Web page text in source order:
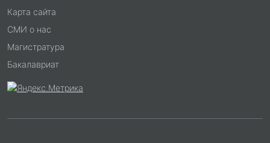
Карта сайта
СМИ о нас
Магистратура
Бакалавриат